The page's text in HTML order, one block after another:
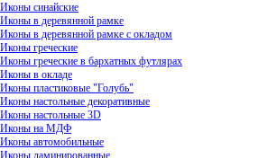
Иконы синайские
Иконы в деревянной рамке
Иконы в деревянной рамке с окладом
Иконы греческие
Иконы греческие в бархатных футлярах
Иконы в окладе
Иконы пластиковые "Голубь"
Иконы настольные декоративные
Иконы настольные 3D
Иконы на МДФ
Иконы автомобильные
Иконы ламинированные